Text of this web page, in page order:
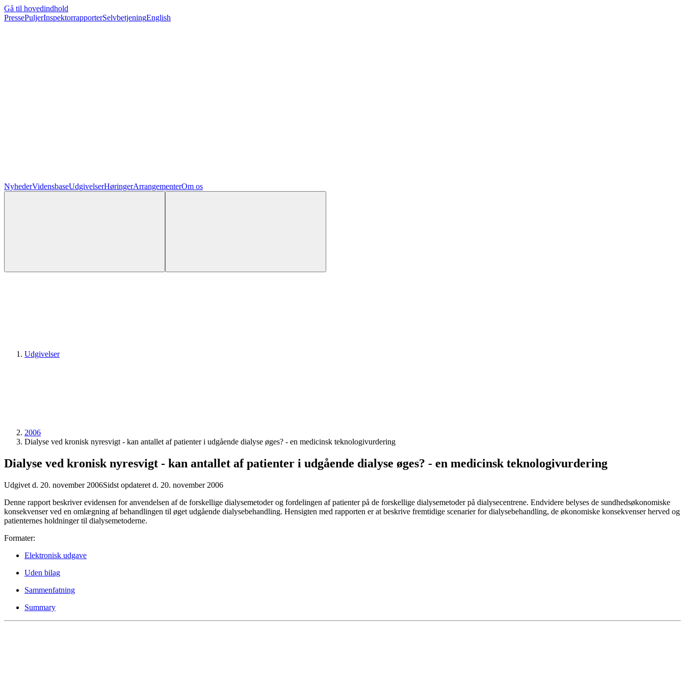
Gå til hovedindhold
PressePuljerInspektorrapporterSelvbetjeningEnglish
NyhederVidensbaseUdgivelserHøringerArrangementerOm os
Udgivelser
2006
Dialyse ved kronisk nyresvigt - kan antallet af patienter i udgående dialyse øges? - en medicinsk teknologivurdering
Dialyse ved kronisk nyresvigt - kan antallet af patienter i udgående dialyse øges? - en medicinsk teknologivurdering
Udgivet d. 20. november 2006Sidst opdateret d. 20. november 2006
Denne rapport beskriver evidensen for anvendelsen af de forskellige dialysemetoder og fordelingen af patienter på de forskellige dialysemetoder på dialysecentrene. Endvidere belyses de sundhedsøkonomiske
konsekvenser ved en omlægning af behandlingen til øget udgående dialysebehandling. Hensigten med rapporten er at beskrive fremtidige scenarier for dialysebehandling, de økonomiske konsekvenser herved og
patienternes holdninger til dialysemetoderne.
Formater:
Elektronisk udgave
Uden bilag
Sammenfatning
Summary